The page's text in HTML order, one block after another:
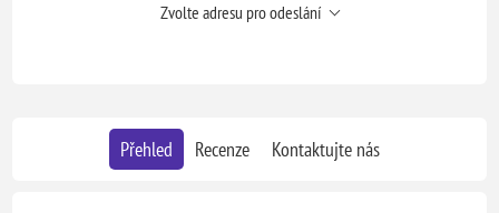
Zvolte adresu pro odeslání
Přehled Recenze Kontaktujte nás